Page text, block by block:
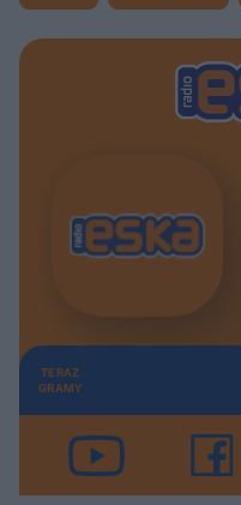
TERAZ
GRAMY